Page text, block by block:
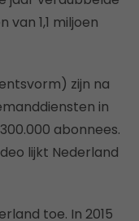
1,1 miljoen
zijn na
in
abonnees.
lijkt Nederland
toe. In 2015